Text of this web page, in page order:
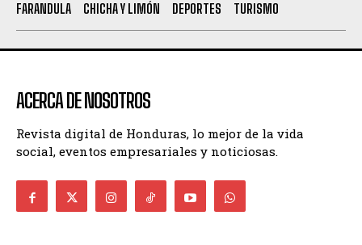
FARANDULA
CHICHA Y LIMÓN DEPORTES TURISMO
ACERCA DE NOSOTROS
Revista digital de Honduras, lo mejor de la vida
social, eventos empresariales y noticiosas.